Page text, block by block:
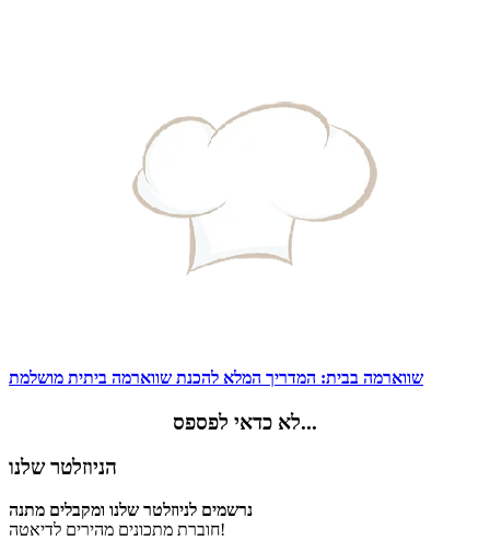
שווארמה בבית: המדריך המלא להכנת שווארמה ביתית מושלמת
לא כדאי לפספס...
הניוזלטר שלנו
נרשמים לניוזלטר שלנו ומקבלים מתנה
חוברת מתכונים מהירים לדיאטה!